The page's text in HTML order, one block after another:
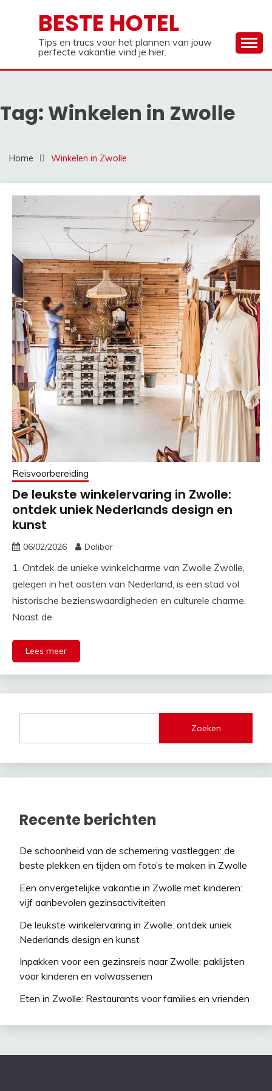
BESTE HOTEL
Tips en trucs voor het plannen van jouw
perfecte vakantie vind je hier.
Tag: Winkelen in Zwolle
Home Winkelen in Zwolle
Reisvoorbereiding
De leukste winkelervaring in Zwolle:
ontdek uniek Nederlands design en
kunst
06/02/2026 Dalibor
1. Ontdek de unieke winkelcharme van Zwolle Zwolle,
gelegen in het oosten van Nederland, is een stad vol
historische bezienswaardigheden en culturele charme.
Naast de
Lees meer
Zoeken
Recente berichten
De schoonheid van de schemering vastleggen: de
beste plekken en tijden om foto’s te maken in Zwolle
Een onvergetelijke vakantie in Zwolle met kinderen:
vijf aanbevolen gezinsactiviteiten
De leukste winkelervaring in Zwolle: ontdek uniek
Nederlands design en kunst
Inpakken voor een gezinsreis naar Zwolle: paklijsten
voor kinderen en volwassenen
Eten in Zwolle: Restaurants voor families en vrienden